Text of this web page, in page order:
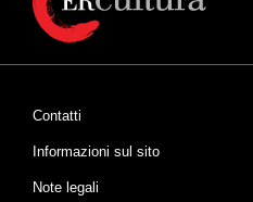
Contatti
Informazioni sul sito
Note legali